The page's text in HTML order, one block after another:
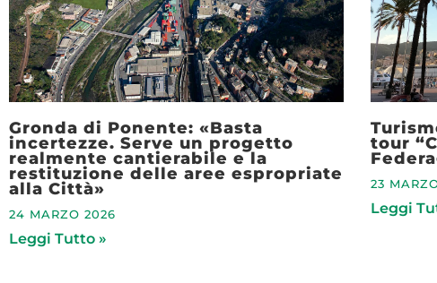
Gronda di Ponente: «Basta
incertezze. Serve un progetto
realmente cantierabile e la
restituzione delle aree espropriate
alla Città»
24 MARZO 2026
Leggi Tutto »
tour
23
Leggi